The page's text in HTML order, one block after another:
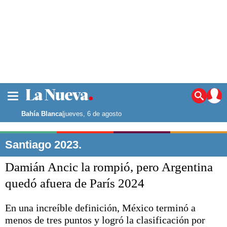
Noticias
La ciudad
Punta Alta
El mundo
Seguridad
Deportes
Escenario Olímpico
Liga del Sur
Bahía Blanca|jueves, 6 de agosto
Santiago 2023.
Damián Ancic la rompió, pero Argentina
quedó afuera de París 2024
En una increíble definición, México terminó a
menos de tres puntos y logró la clasificación por